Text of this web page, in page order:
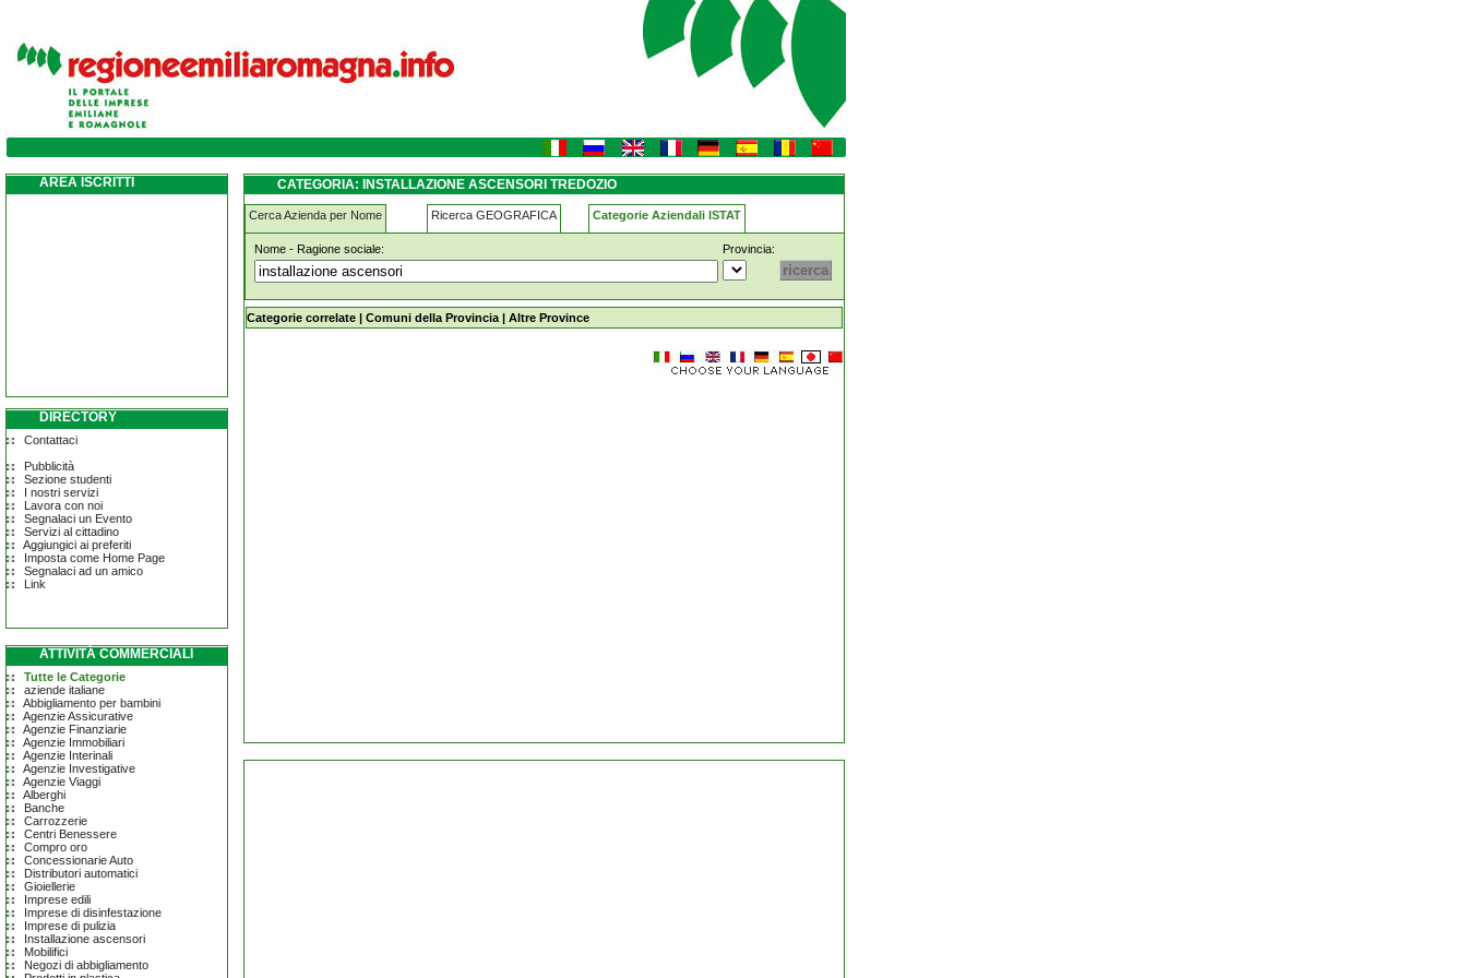
installazione-ascensori tredozio
AREA ISCRITTI
DIRECTORY
Contattaci
Pubblicità
Sezione studenti
I nostri servizi
Lavora con noi
Segnalaci un Evento
Servizi al cittadino
Aggiungici ai preferiti
Imposta come Home Page
Segnalaci ad un amico
Link
ATTIVITÀ COMMERCIALI
Tutte le Categorie
aziende italiane
Abbigliamento per bambini
Agenzie Assicurative
Agenzie Finanziarie
Agenzie Immobiliari
Agenzie Interinali
Agenzie Investigative
Agenzie Viaggi
Alberghi
Banche
Carrozzerie
Centri Benessere
Compro oro
Concessionarie Auto
Distributori automatici
Gioiellerie
Imprese edili
Imprese di disinfestazione
Imprese di pulizia
Installazione ascensori
Mobilifici
Negozi di abbigliamento
CATEGORIA: INSTALLAZIONE ASCENSORI TREDOZIO
Cerca Azienda per Nome Ricerca GEOGRAFICA Categorie Aziendali ISTAT
Nome - Ragione sociale: Provincia:
installazione-ascensori tredozio
Categorie correlate | Comuni della Provincia | Altre Province